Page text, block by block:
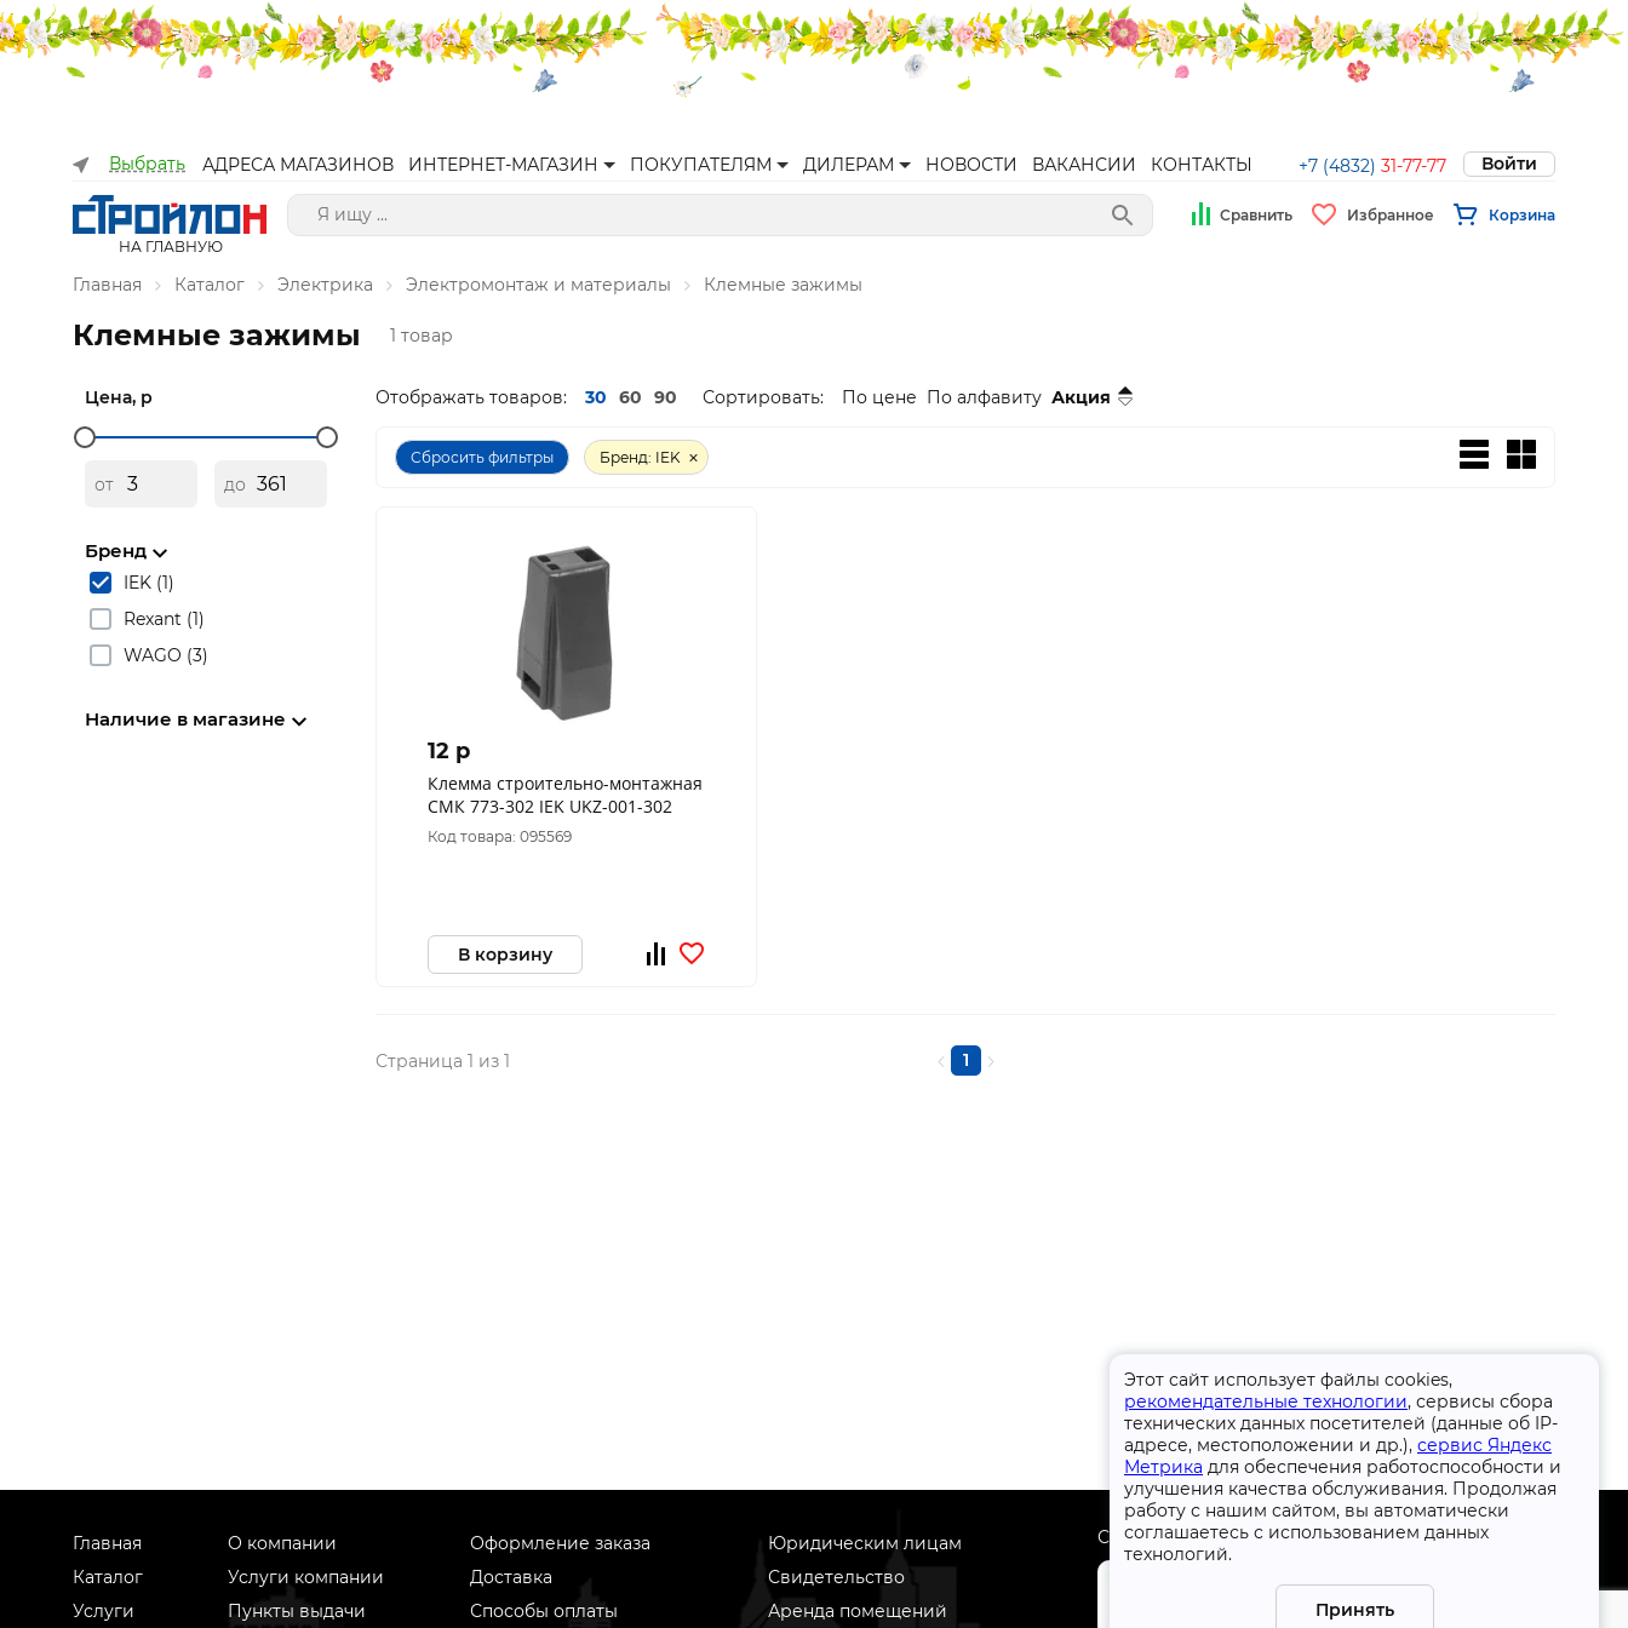
Выбрать АДРЕСА МАГАЗИНОВ ИНТЕРНЕТ-МАГАЗИН ПОКУПАТЕЛЯМ ДИЛЕРАМ НОВОСТИ ВАКАНСИИ КОНТАКТЫ +7 (4832) 31-77-77 Войти
НА ГЛАВНУЮ
Сравнить Избранное Корзина
Главная Каталог Электрика Электромонтаж и материалы Клемные зажимы
Этот сайт использует файлы cookies,
рекомендательные технологии, сервисы сбора
технических данных посетителей (данные об IP-
адресе, местоположении и др.), сервис Яндекс
Метрика для обеспечения работоспособности и
улучшения качества обслуживания. Продолжая
работу с нашим сайтом, вы автоматически
соглашаетесь с использованием данных
технологий.
Принять
Клемные зажимы 1 товар
Цена, р
от до
Бренд
IEK (1)
Rexant (1)
WAGO (3)
Наличие в магазине
Отображать товаров: 30 60 90 Сортировать: По цене По алфавиту Акция
Сбросить фильтры Бренд: IEK
12 p
Клемма строительно-монтажная
СМК 773-302 IEK UKZ-001-302
Код товара: 095569
В корзину
Страница 1 из 1 1
Главная
Каталог
Услуги
О компании
Услуги компании
Пункты выдачи
Оформление заказа
Доставка
Способы оплаты
Юридическим лицам
Свидетельство
Аренда помещений
Скачать приложение